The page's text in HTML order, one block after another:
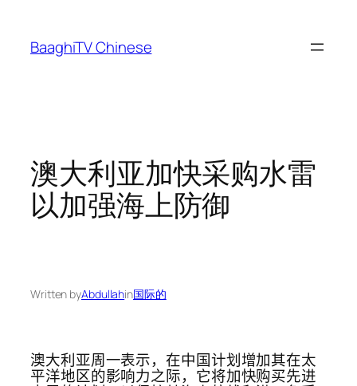
content
BaaghiTV Chinese
澳大利亚加快采购水雷
以加强海上防御
Written byAbdullahin国际的
澳大利亚周一表示，在中国计划增加其在太
平洋地区的影响力之际，它将加快购买先进